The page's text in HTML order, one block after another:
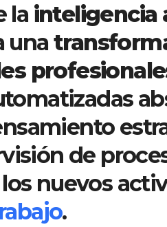
la inteligencia
una
de
nuevos
.